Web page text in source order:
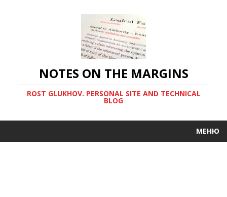
NOTES ON THE MARGINS
ROST GLUKHOV. PERSONAL SITE AND TECHNICAL
BLOG
МЕНЮ